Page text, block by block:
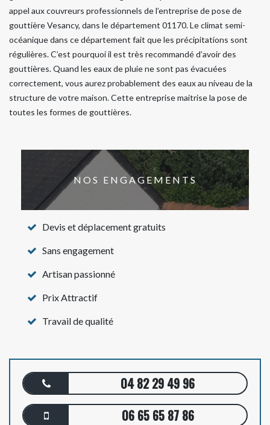
appel aux couvreurs professionnels de l’entreprise de pose de
gouttière Vesancy, dans le département 01170. Le climat semi-
océanique dans ce département fait que les précipitations sont
régulières. C’est pourquoi il est très recommandé d’avoir des
gouttières. Quand les eaux de pluie ne sont pas évacuées
correctement, vous aurez probablement des eaux au niveau de la
structure de votre maison. Cette entreprise maitrise la pose de
toutes les formes de gouttières.
NOS ENGAGEMENTS
Devis et déplacement gratuits
Sans engagement
Artisan passionné
Prix Attractif
Travail de qualité
04 82 29 49 96
06 65 65 87 86